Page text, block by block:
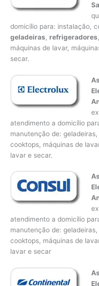
domicílio para: instalação,
geladeiras, refrigeradores
máquinas de lavar,
secar.
atendimento a domicílio
manutenção de:
cooktops, máquinas de
lavar e secar.
atendimento a domicílio
manutenção de:
cooktops, máquinas de
lavar e secar